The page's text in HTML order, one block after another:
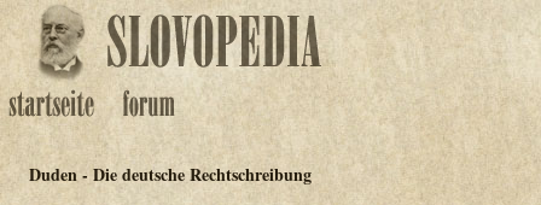
Duden - Die deutsche Rechtschreibung